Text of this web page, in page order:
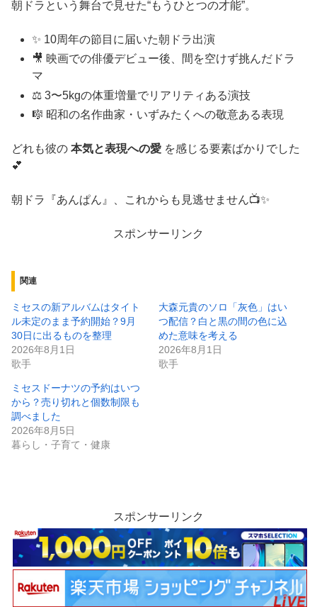
朝ドラという舞台で見せた“もうひとつの才能”。
✨ 10周年の節目に届いた朝ドラ出演
🎥 映画での俳優デビュー後、間を空けず挑んだドラ
マ
⚖️ 3〜5kgの体重増量でリアリティある演技
🎼 昭和の名作曲家・いずみたくへの敬意ある表現
どれも彼の 本気と表現への愛 を感じる要素ばかりでした
💕
朝ドラ『あんぱん』、これからも見逃せません📺✨
スポンサーリンク
関連
ミセスの新アルバムはタイト
ル未定のまま予約開始？9月
30日に出るものを整理
2026年8月1日
歌手
大森元貴のソロ「灰色」はい
つ配信？白と黒の間の色に込
めた意味を考える
2026年8月1日
歌手
ミセスドーナツの予約はいつ
から？売り切れと個数制限も
調べました
2026年8月5日
暮らし・子育て・健康
スポンサーリンク